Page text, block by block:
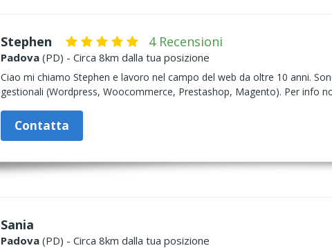
Stephen 4 Recensioni
Padova (PD) - Circa 8km dalla tua posizione
Ciao mi chiamo Stephen e lavoro nel campo del web da oltre 10 anni.
gestionali (Wordpress, Woocommerce, Prestashop, Magento). Per info
Contatta
Sania
Padova (PD) - Circa 8km dalla tua posizione